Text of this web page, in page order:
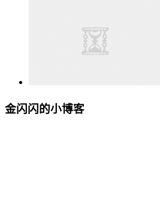
金闪闪的小博客